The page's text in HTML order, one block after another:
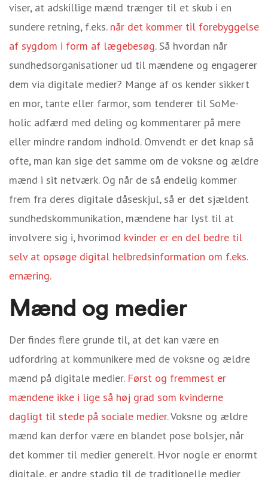
viser, at adskillige mænd trænger til et skub i en
sundere retning, f.eks. når det kommer til forebyggelse
af sygdom i form af lægebesøg. Så hvordan når
sundhedsorganisationer ud til mændene og engagerer
dem via digitale medier? Mange af os kender sikkert
en mor, tante eller farmor, som tenderer til SoMe-
holic adfærd med deling og kommentarer på mere
eller mindre random indhold. Omvendt er det knap så
ofte, man kan sige det samme om de voksne og ældre
mænd i sit netværk. Og når de så endelig kommer
frem fra deres digitale dåseskjul, så er det sjældent
sundhedskommunikation, mændene har lyst til at
involvere sig i, hvorimod kvinder er en del bedre til
selv at opsøge digital helbredsinformation om f.eks.
ernæring.
Mænd og medier
Der findes flere grunde til, at det kan være en
udfordring at kommunikere med de voksne og ældre
mænd på digitale medier. Først og fremmest er
mændene ikke i lige så høj grad som kvinderne
dagligt til stede på sociale medier. Voksne og ældre
mænd kan derfor være en blandet pose bolsjer, når
det kommer til medier generelt. Hvor nogle er enormt
digitale, er andre stadig til de traditionelle medier